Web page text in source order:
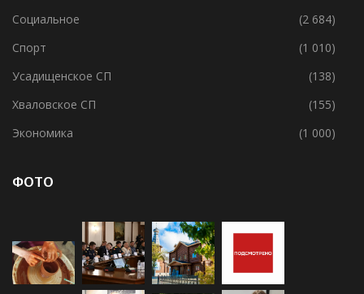
Социальное
(2 684)
Спорт
(1 010)
Усадищенское СП
(138)
Хваловское СП
(155)
Экономика
(1 000)
ФОТО